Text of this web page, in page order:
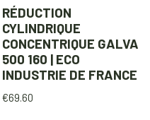
RÉDUCTION
CYLINDRIQUE
CONCENTRIQUE GALVA
500 160 | ECO
INDUSTRIE DE FRANCE
€69.60